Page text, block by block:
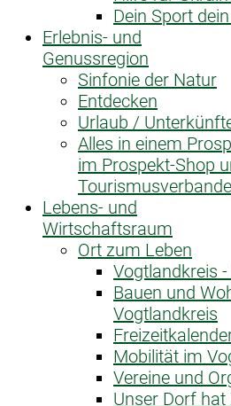
Dein Sport
Erlebnis- und
Genussregion
Sinfonie der Natur
Entdecken
Urlaub /
Alles in einem
im Prospekt-Shop
Lebens- und
Wirtschaftsraum
Ort zum Leben
Vogtlandkreis
Bauen und
Vogtlandkreis
Mobilität im
Vereine und
Unser Dorf